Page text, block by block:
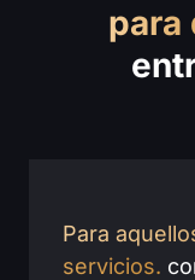
para
Para
servicios.